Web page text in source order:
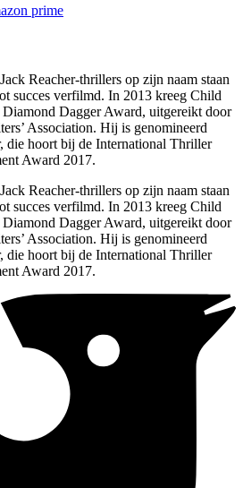
prime
Reacher-thrillers op zijn naam staan
succes verfilmd. In 2013 kreeg Child
Dagger Award, uitgereikt door
Association. Hij is genomineerd
die hoort bij de International Thriller
Award 2017.
Reacher-thrillers op zijn naam staan
succes verfilmd. In 2013 kreeg Child
Dagger Award, uitgereikt door
Association. Hij is genomineerd
die hoort bij de International Thriller
Award 2017.